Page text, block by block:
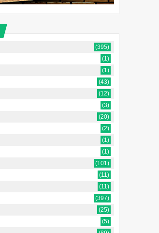
(395)
(1)
(1)
(43)
(12)
(3)
(20)
(2)
(1)
(1)
(101)
(11)
(11)
(397)
(25)
(5)